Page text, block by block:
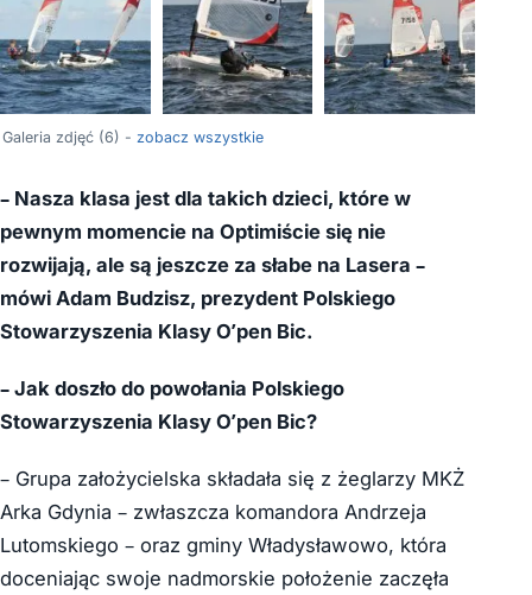
Galeria zdjęć (6) - zobacz wszystkie
– Nasza klasa jest dla takich dzieci, które w
pewnym momencie na Optimiście się nie
rozwijają, ale są jeszcze za słabe na Lasera –
mówi Adam Budzisz, prezydent Polskiego
Stowarzyszenia Klasy O’pen Bic.
– Jak doszło do powołania Polskiego
Stowarzyszenia Klasy O’pen Bic?
– Grupa założycielska składała się z żeglarzy MKŻ
Arka Gdynia – zwłaszcza komandora Andrzeja
Lutomskiego – oraz gminy Władysławowo, która
doceniając swoje nadmorskie położenie zaczęła